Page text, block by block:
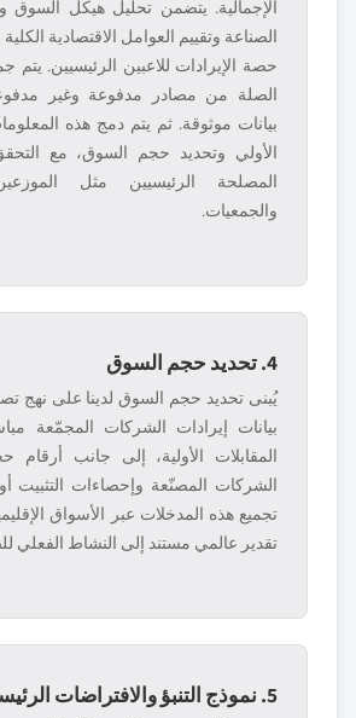
الإجمالية. يتضمن تحليل هيكل السوق
الصناعة وتقييم العوامل الاقتصادية
حصة الإيرادات للاعبين الرئيسيين. يتم
الصلة من مصادر مدفوعة وغير
بيانات موثوقة. ثم يتم دمج هذه
الأولي وتحديد حجم السوق، مع
المصلحة الرئيسيين مثل
والجمعيات.
4. تحديد حجم السوق
يُبنى تحديد حجم السوق لدينا على نهج
بيانات إيرادات الشركات المجمّعة
المقابلات الأولية، إلى جانب أرقام
الشركات المصنّعة وإحصاءات التثبيت
تجميع هذه المدخلات عبر الأسواق
تقدير عالمي مستند إلى النشاط الفعلي
5. نموذج التنبؤ والافتراضات الرئيسية